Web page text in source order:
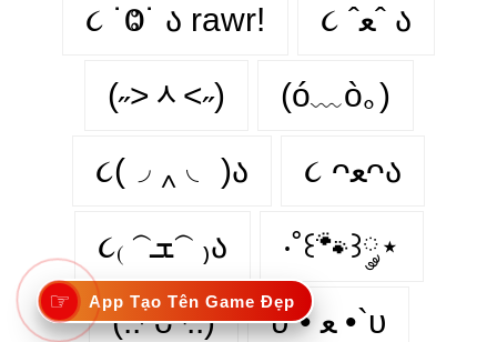
૮ ˙Ⱉ˙ ა rawr! ૮ ˆﻌˆ ა
(˶˃ᆺ˂˶) (ó﹏ò｡)
૮(◞ ‸ ◟ )ა ૮ ᴖﻌᴖა
૮₍ 𝁽ܫ𝁽 ₎ა ‧˚꒰🐾꒱༘⋆
(..◜ᴗ◝..) υ´• ﻌ •`υ
☞ App Tạo Tên Game Đẹp